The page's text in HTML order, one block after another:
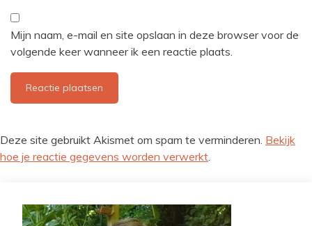
Mijn naam, e-mail en site opslaan in deze browser voor de
volgende keer wanneer ik een reactie plaats.
Deze site gebruikt Akismet om spam te verminderen. Bekijk
hoe je reactie gegevens worden verwerkt